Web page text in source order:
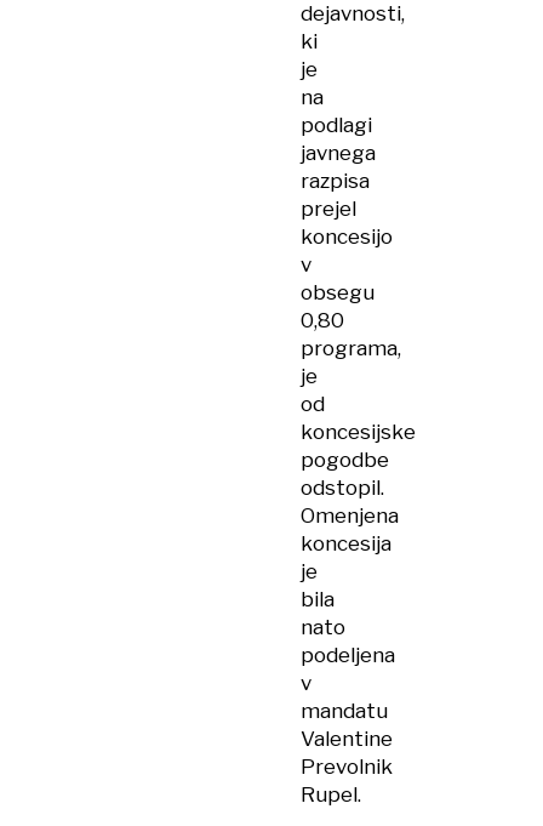
dejavnosti,
ki
je
na
podlagi
javnega
razpisa
prejel
koncesijo
v
obsegu
0,80
programa,
je
od
koncesijske
pogodbe
odstopil.
Omenjena
koncesija
je
bila
nato
podeljena
v
mandatu
Valentine
Prevolnik
Rupel.